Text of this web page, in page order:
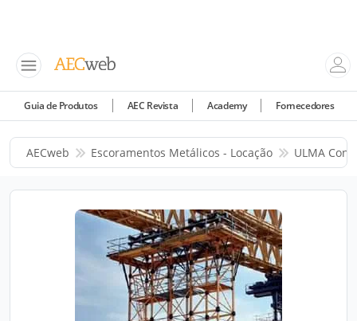
Guia de Produtos AEC Revista Academy Fornecedores
AECweb Escoramentos Metálicos - Locação ULMA